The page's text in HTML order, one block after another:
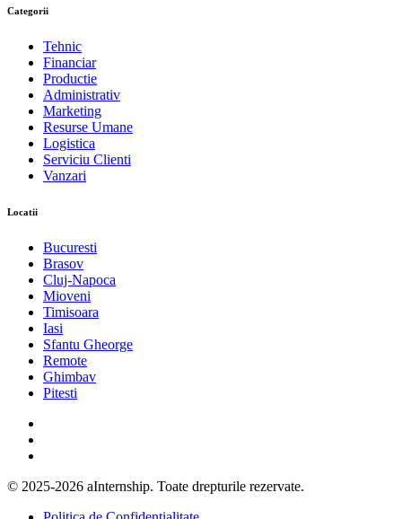
Categorii
Tehnic
Financiar
Productie
Administrativ
Marketing
Resurse Umane
Logistica
Serviciu Clienti
Vanzari
Locatii
Bucuresti
Brasov
Cluj-Napoca
Mioveni
Timisoara
Iasi
Sfantu Gheorge
Remote
Ghimbav
Pitesti
© 2025-2026 aInternship. Toate drepturile rezervate.